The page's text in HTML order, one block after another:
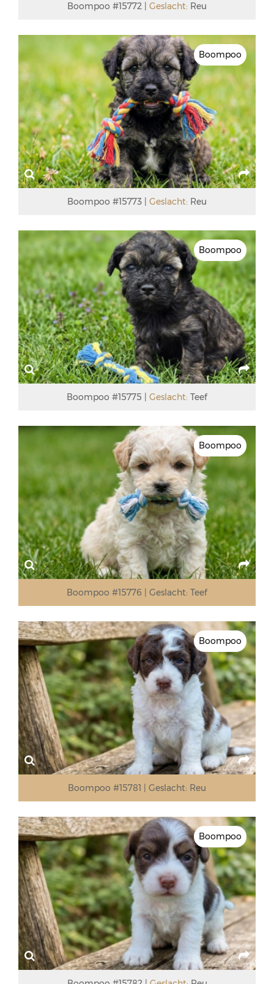
Boompoo #15772 Geslacht: Reu
Boompoo
Boompoo #15773 Geslacht: Reu
Boompoo
Boompoo #15775 Geslacht: Teef
Boompoo
Boompoo #15776 Geslacht: Teef
Boompoo
Boompoo #15781 Geslacht: Reu
Boompoo